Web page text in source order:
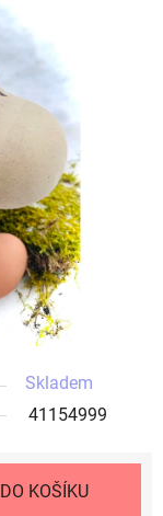
Skladem
41154999
DO KOŠÍKU